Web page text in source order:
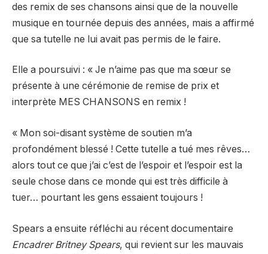
des remix de ses chansons ainsi que de la nouvelle
musique en tournée depuis des années, mais a affirmé
que sa tutelle ne lui avait pas permis de le faire.
Elle a poursuivi : « Je n’aime pas que ma sœur se
présente à une cérémonie de remise de prix et
interprète MES CHANSONS en remix !
« Mon soi-disant système de soutien m’a
profondément blessé ! Cette tutelle a tué mes rêves…
alors tout ce que j’ai c’est de l’espoir et l’espoir est la
seule chose dans ce monde qui est très difficile à
tuer… pourtant les gens essaient toujours !
Spears a ensuite réfléchi au récent documentaire
Encadrer Britney Spears, qui revient sur les mauvais